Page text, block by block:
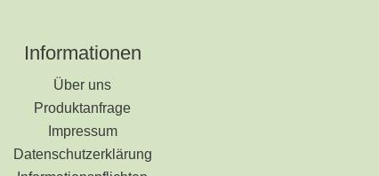
Informationen
Über uns
Produktanfrage
Impressum
Datenschutzerklärung